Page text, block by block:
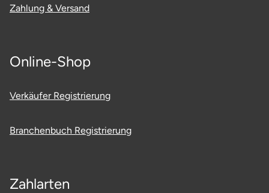
Zahlung & Versand
Online-Shop
Verkäufer Registrierung
Branchenbuch Registrierung
Zahlarten